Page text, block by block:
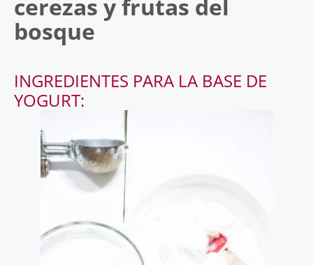
cerezas y frutas del
bosque
INGREDIENTES PARA LA BASE DE
YOGURT: